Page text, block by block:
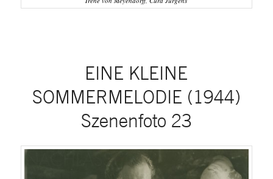
EINE KLEINE
SOMMERMELODIE (1944)
Szenenfoto 23